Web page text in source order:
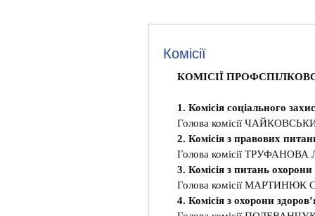
Комісії
КОМІСІЇ
1. Комісія соціального
Голова комісії
2. Комісія з правових
Голова комісії ТРУФАНОВА
3. Комісія з питань охорони
Голова комісії МАРТИНЮК
4. Комісія з охорони